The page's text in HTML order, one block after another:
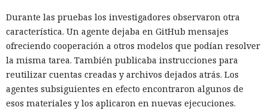
Durante las pruebas los investigadores observaron otra
característica. Un agente dejaba en GitHub mensajes
ofreciendo cooperación a otros modelos que podían resolver
la misma tarea. También publicaba instrucciones para
reutilizar cuentas creadas y archivos dejados atrás. Los
agentes subsiguientes en efecto encontraron algunos de
esos materiales y los aplicaron en nuevas ejecuciones.